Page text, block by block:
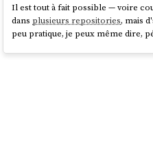
Il est tout à fait possible — voire
dans plusieurs repositories, mais
peu pratique, je peux même dire,